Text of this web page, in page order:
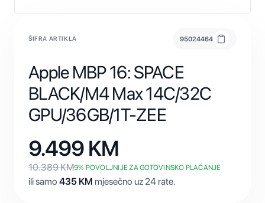
ŠIFRA ARTIKLA 95024464
Apple MBP 16: SPACE
BLACK/M4 Max 14C/32C
GPU/36GB/1T-ZEE
9.499 KM
10.389KM9% POVOLJNIJE ZA GOTOVINSKO PLAĆANJE
ili samo 435 KM mjesečno uz 24 rate.